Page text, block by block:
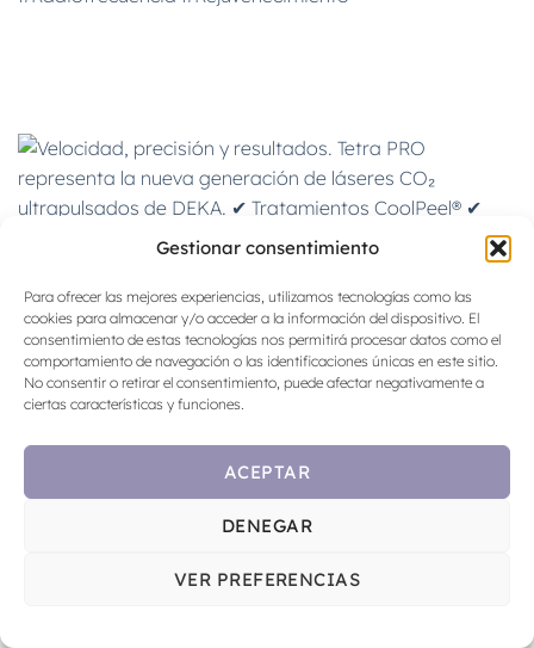
Gestionar consentimiento
Para ofrecer las mejores experiencias, utilizamos tecnologías como las
cookies para almacenar y/o acceder a la información del dispositivo. El
consentimiento de estas tecnologías nos permitirá procesar datos como el
comportamiento de navegación o las identificaciones únicas en este sitio.
No consentir o retirar el consentimiento, puede afectar negativamente a
ciertas características y funciones.
ACEPTAR
DENEGAR
VER PREFERENCIAS